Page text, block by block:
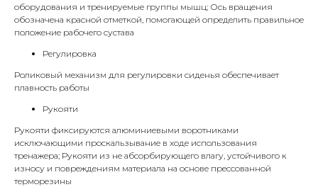
оборудования и тренируемые группы мышц; Ось вращения
обозначена красной отметкой, помогающей определить правильное
положение рабочего сустава
Регулировка
Роликовый механизм для регулировки сиденья обеспечивает
плавность работы
Рукояти
Рукояти фиксируются алюминиевыми воротниками
исключающими проскальзывание в ходе использования
тренажера; Рукояти из не абсорбирующего влагу, устойчивого к
износу и повреждениям материала на основе прессованной
терморезины